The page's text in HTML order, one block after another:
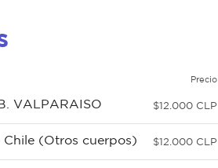
Precio
VALPARAISO $12.000 CLP
Chile (Otros cuerpos) $12.000 CLP